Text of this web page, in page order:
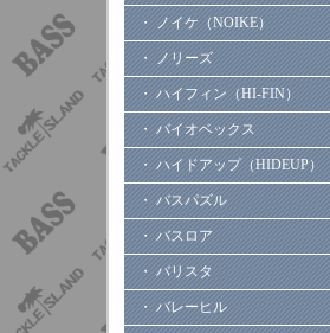
・ ノイケ（NOIKE）
・ ノリーズ
・ ハイフィン（HI-FIN）
・ バイオベックス
・ ハイドアップ（HIDEUP）
・ バスパズル
・ バスロア
・ バリスタ
・ バレーヒル